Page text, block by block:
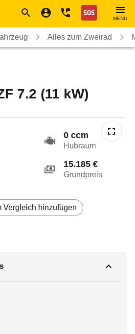
Nothilfe
MENÜ
Alles zum Zweirad
7.2 (11 kW)
0 ccm
Hubraum
15.185 €
Grundpreis
Vergleich hinzufügen